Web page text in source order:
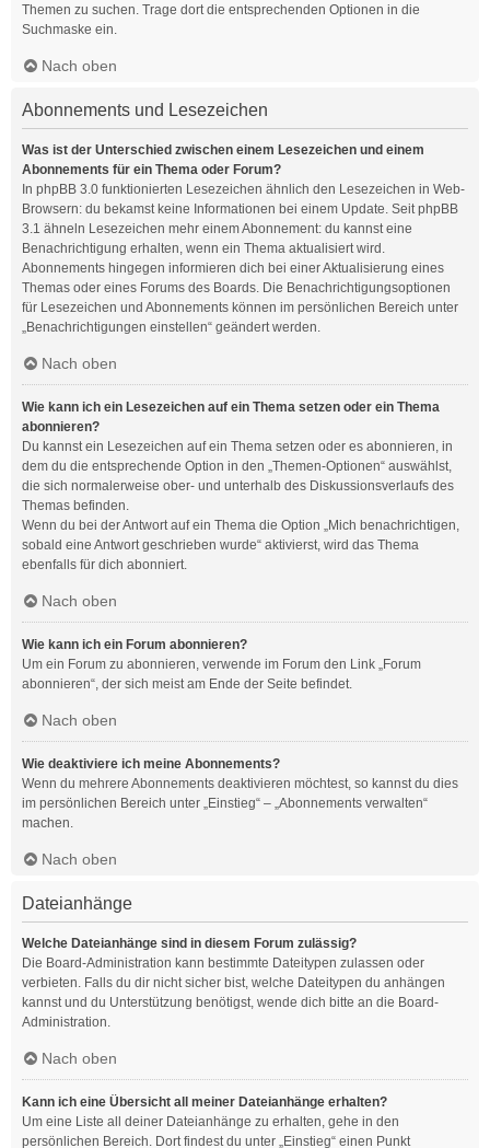
Themen zu suchen. Trage dort die entsprechenden Optionen in die
Suchmaske ein.
Nach oben
Abonnements und Lesezeichen
Was ist der Unterschied zwischen einem Lesezeichen und einem
Abonnements für ein Thema oder Forum?
In phpBB 3.0 funktionierten Lesezeichen ähnlich den Lesezeichen in Web-
Browsern: du bekamst keine Informationen bei einem Update. Seit phpBB
3.1 ähneln Lesezeichen mehr einem Abonnement: du kannst eine
Benachrichtigung erhalten, wenn ein Thema aktualisiert wird.
Abonnements hingegen informieren dich bei einer Aktualisierung eines
Themas oder eines Forums des Boards. Die Benachrichtigungsoptionen
für Lesezeichen und Abonnements können im persönlichen Bereich unter
„Benachrichtigungen einstellen“ geändert werden.
Nach oben
Wie kann ich ein Lesezeichen auf ein Thema setzen oder ein Thema
abonnieren?
Du kannst ein Lesezeichen auf ein Thema setzen oder es abonnieren, in
dem du die entsprechende Option in den „Themen-Optionen“ auswählst,
die sich normalerweise ober- und unterhalb des Diskussionsverlaufs des
Themas befinden.
Wenn du bei der Antwort auf ein Thema die Option „Mich benachrichtigen,
sobald eine Antwort geschrieben wurde“ aktivierst, wird das Thema
ebenfalls für dich abonniert.
Nach oben
Wie kann ich ein Forum abonnieren?
Um ein Forum zu abonnieren, verwende im Forum den Link „Forum
abonnieren“, der sich meist am Ende der Seite befindet.
Nach oben
Wie deaktiviere ich meine Abonnements?
Wenn du mehrere Abonnements deaktivieren möchtest, so kannst du dies
im persönlichen Bereich unter „Einstieg“ – „Abonnements verwalten“
machen.
Nach oben
Dateianhänge
Welche Dateianhänge sind in diesem Forum zulässig?
Die Board-Administration kann bestimmte Dateitypen zulassen oder
verbieten. Falls du dir nicht sicher bist, welche Dateitypen du anhängen
kannst und du Unterstützung benötigst, wende dich bitte an die Board-
Administration.
Nach oben
Kann ich eine Übersicht all meiner Dateianhänge erhalten?
Um eine Liste all deiner Dateianhänge zu erhalten, gehe in den
persönlichen Bereich. Dort findest du unter „Einstieg“ einen Punkt